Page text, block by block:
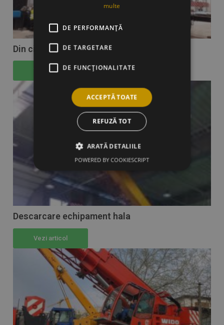
Din ciclul „mutari industriale-hale”
Vezi articol
Descarcare echipament hala
Vezi articol
multe
DE PERFORMANȚĂ
DE TARGETARE
DE FUNCŢIONALITATE
ACCEPTĂ TOATE
REFUZĂ TOT
ARATĂ DETALIILE
POWERED BY COOKIESCRIPT